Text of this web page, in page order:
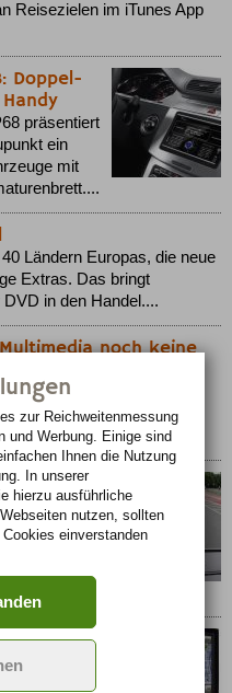
Reisezielen im iTunes App
Doppel-
präsentiert
ein
mit
Ländern Europas, die neue
Extras. Das bringt
in den Handel....
noch keine
statischen zu flexiblen
Anschluss und
700 auf
im Handel
F-Serie und
zur Reichweiten­messung
und Werbung. Einige sind
Ihnen die Nutzung
In unserer
hierzu ausführliche
nutzen, sollten
einverstanden